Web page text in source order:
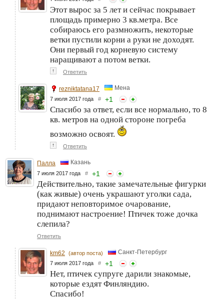
Этот вырос за 5 лет и сейчас покрывает
площадь примерно 3 кв.метра. Все
собираюсь его размножить, некоторые
ветки пустили корни а руки не доходят.
Они первый год корневую систему
наращивают а потом ветки.
↑ Ответить
rezniktatana17 Мена
7 июля 2017 года # +1
Спасибо за ответ, если все нормально, то 8
кв. метров на одной стороне погреба
возможно освоят.
↑ Ответить
Палла Казань
7 июля 2017 года # +1
Действительно, такие замечательные фигурки
(как живые) очень украшают уголки сада,
придают неповторимое очарование,
поднимают настроение! Птичек тоже дочка
слепила?
Ответить
km62 (автор поста) Санкт-Петербург
7 июля 2017 года # +1
Нет, птичек супруге дарили знакомые,
которые ездят Финляндию.
Спасибо!